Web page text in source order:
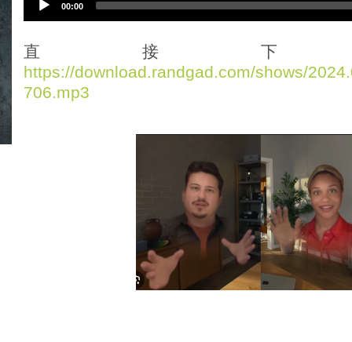
i
o
P
l
00:00
直接
https://download.randgad.com/shows/
706.mp3